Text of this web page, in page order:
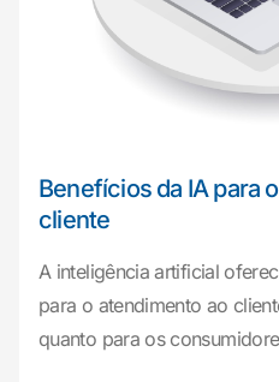
Benefícios da IA para
cliente
A inteligência artificial
para o atendimento ao
quanto para os